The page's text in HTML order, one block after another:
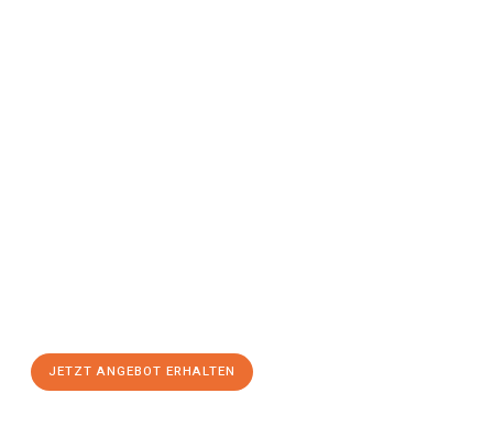
JETZT ANGEBOT ERHALTEN